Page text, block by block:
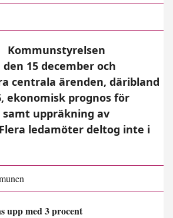
Kommunstyrelsen
15 december och
centrala ärenden, däribland
ekonomisk prognos för
uppräkning av
ledamöter deltog inte i
upp med 3 procent